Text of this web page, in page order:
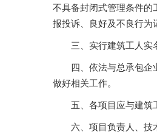
不具备封闭式管理条件的
报投诉、良好及不良行为
三、实行建筑工人实
四、依法与总承包企
做好相关工作。
五、各项目应与建筑
六、项目负责人、技